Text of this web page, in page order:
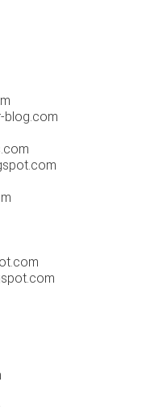
blog.com